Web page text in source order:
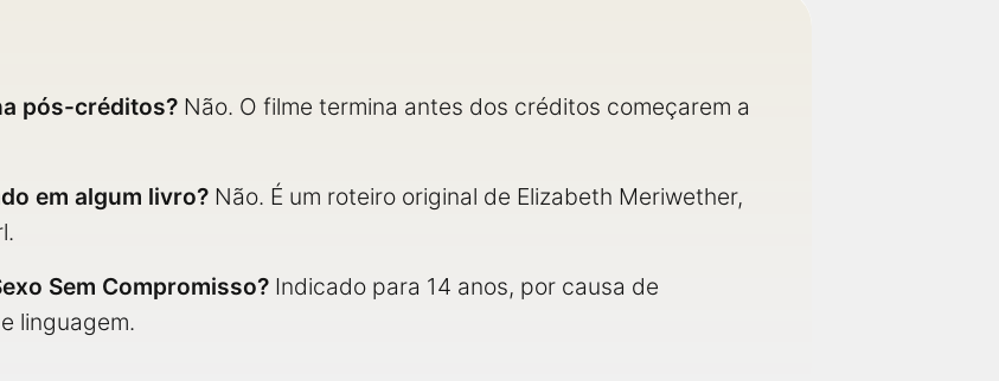
pós-créditos? Não. O filme termina antes dos créditos começarem a
em algum livro? Não. É um roteiro original de Elizabeth Meriwether,
Sem Compromisso? Indicado para 14 anos, por causa de
linguagem.